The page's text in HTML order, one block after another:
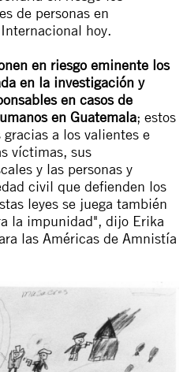
de personas en
hoy.
en riesgo eminente los
en la investigación y
en casos de
en Guatemala; estos
a los valientes e
víctimas, sus
y las personas y
civil que defienden los
leyes se juega también
la impunidad", dijo Erika
las Américas de Amnistía